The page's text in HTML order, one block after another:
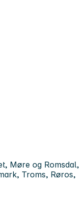
Møre og Romsdal,
Troms, Røros,